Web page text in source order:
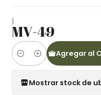
|
MV-49
Cantidad
Agregar al
Mostrar stock de